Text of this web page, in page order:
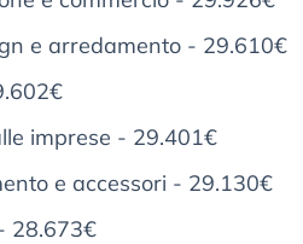
e arredamento - 29.610€
imprese - 29.401€
e accessori - 29.130€
28.673€